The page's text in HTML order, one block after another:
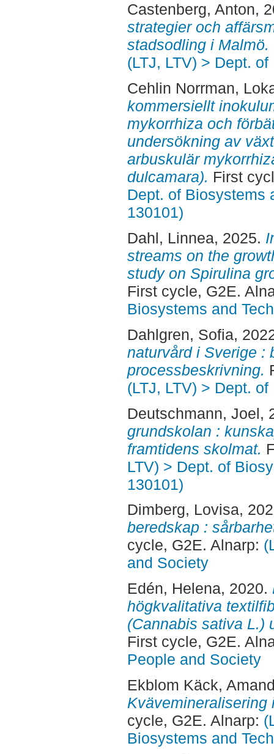
Castenberg, Anton,
strategier och
stadsodling i Malmö.
(LTJ, LTV) > Dept.
Cehlin Norrman,
kommersiellt
mykorrhiza och
undersökning av
arbuskulär
dulcamara). First
Dept. of Biosystems
130101)
Dahl, Linnea, 2025.
streams on the
study on Spirulina
First cycle, G2E.
Biosystems and
Dahlgren, Sofia,
naturvård i Sverige :
processbeskrivning.
(LTJ, LTV) > Dept.
Deutschmann, Joel,
grundskolan :
framtidens skolmat.
LTV) > Dept. of
130101)
Dimberg, Lovisa,
beredskap :
cycle, G2E. Alnarp:
and Society
Edén, Helena, 2020.
högkvalitativa
(Cannabis sativa L.)
First cycle, G2E.
People and Society
Ekblom Käck,
cycle, G2E. Alnarp:
Biosystems and